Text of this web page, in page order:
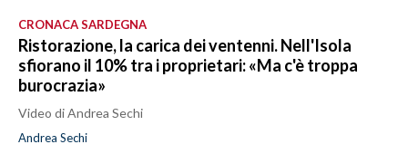
CRONACA SARDEGNA
Ristorazione, la carica dei ventenni. Nell'Isola
sfiorano il 10% tra i proprietari: «Ma c'è troppa
burocrazia»
Video di Andrea Sechi
Andrea Sechi